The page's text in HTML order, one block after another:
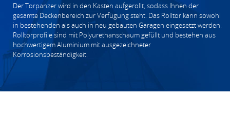
Der Torpanzer wird in den Kasten aufgerollt, sodass Ihnen der
gesamte Deckenbereich zur Verfügung steht. Das Rolltor kann sowohl
in bestehenden als auch in neu gebauten Garagen eingesetzt werden.
Rolltorprofile sind mit Polyurethanschaum gefüllt und bestehen aus
hochwertigem Aluminium mit ausgezeichneter
Korrosionsbeständigkeit.